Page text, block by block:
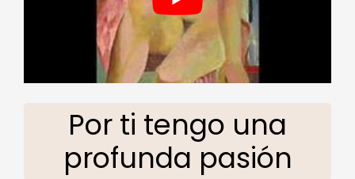
Por ti tengo una
profunda pasión